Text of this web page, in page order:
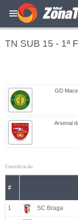
TN SUB 15 - 1ª
GD
Arsenal
Classificacão
#
1 SC Braga